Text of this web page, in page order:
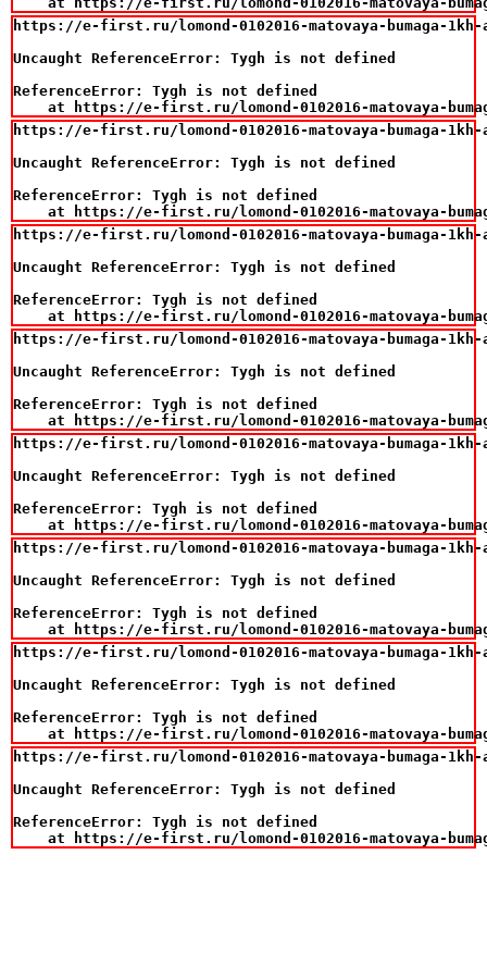
https://e-first.ru/lomond-0102016-matovaya-bumaga-1kh-
Uncaught ReferenceError: Tygh is not defined
ReferenceError: Tygh is not defined
at https://e-first.ru/lomond-0102016-matovaya-
https://e-first.ru/lomond-0102016-matovaya-bumaga-1kh-
Uncaught ReferenceError: Tygh is not defined
ReferenceError: Tygh is not defined
at https://e-first.ru/lomond-0102016-matovaya-
https://e-first.ru/lomond-0102016-matovaya-bumaga-1kh-
Uncaught ReferenceError: Tygh is not defined
ReferenceError: Tygh is not defined
at https://e-first.ru/lomond-0102016-matovaya-
https://e-first.ru/lomond-0102016-matovaya-bumaga-1kh-
Uncaught ReferenceError: Tygh is not defined
ReferenceError: Tygh is not defined
at https://e-first.ru/lomond-0102016-matovaya-
https://e-first.ru/lomond-0102016-matovaya-bumaga-1kh-
Uncaught ReferenceError: Tygh is not defined
ReferenceError: Tygh is not defined
at https://e-first.ru/lomond-0102016-matovaya-
https://e-first.ru/lomond-0102016-matovaya-bumaga-1kh-
Uncaught ReferenceError: Tygh is not defined
ReferenceError: Tygh is not defined
at https://e-first.ru/lomond-0102016-matovaya-
https://e-first.ru/lomond-0102016-matovaya-bumaga-1kh-
Uncaught ReferenceError: Tygh is not defined
ReferenceError: Tygh is not defined
at https://e-first.ru/lomond-0102016-matovaya-
https://e-first.ru/lomond-0102016-matovaya-bumaga-1kh-
Uncaught ReferenceError: Tygh is not defined
ReferenceError: Tygh is not defined
at https://e-first.ru/lomond-0102016-matovaya-